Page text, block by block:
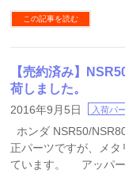
この記事を読む
【売約済み】
荷しました。
2016年9月5日 入荷パ
ホンダ NSR50/
正パーツですが、メ
ています。 アッパー